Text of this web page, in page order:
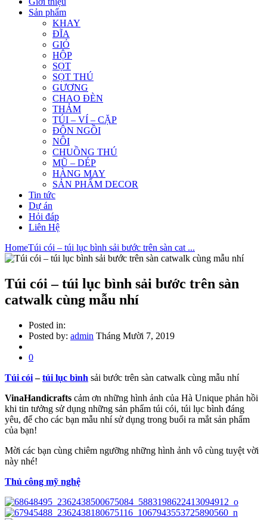
Sản phẩm
KHAY
ĐĨA
GIỎ
HỘP
SỌT
SỌT THÚ
GƯƠNG
CHAO ĐÈN
THẢM
TÚI – VÍ – CẶP
ĐÔN NGỒI
NÔI
CHUỒNG THÚ
MŨ – DÉP
HÀNG MAY
SẢN PHẨM DECOR
Tin tức
Dự án
Hỏi đáp
Liên Hệ
HomeTúi cói – túi lục bình sải bước trên sàn cat ...
Túi cói – túi lục bình sải bước trên sàn
catwalk cùng mẫu nhí
Posted in:
Posted by: admin Tháng Mười 7, 2019
0
Túi cói–túi lục bình sải bước trên sàn catwalk cùng mẫu nhí
VinaHandicrafts cảm ơn những hình ảnh của Hà Unique phản hồi
khi tin tưởng sử dụng những sản phẩm túi cói, túi lục bình đáng
yêu, để cho các bạn mẫu nhí sử dụng trong buổi ra mắt sản phẩm
của bạn!
Mời các bạn cùng chiêm ngưỡng những hình ảnh vô cùng tuyệt vời
này nhé!
Thủ công mỹ nghệ